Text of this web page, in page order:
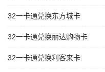
32一卡通兑换东方城卡
32一卡通兑换丽达购物卡
32一卡通兑换利客来卡